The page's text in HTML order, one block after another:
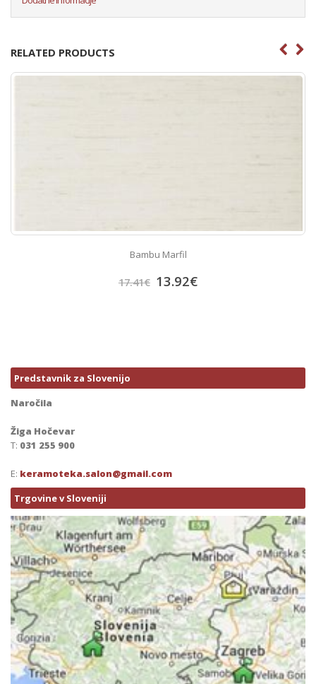
RELATED PRODUCTS
Bambu Marfil
17.41€ 13.92€
Predstavnik za Slovenijo
Naročila
Žiga Hočevar
T: 031 255 900
E: keramoteka.salon@gmail.com
Trgovine v Sloveniji